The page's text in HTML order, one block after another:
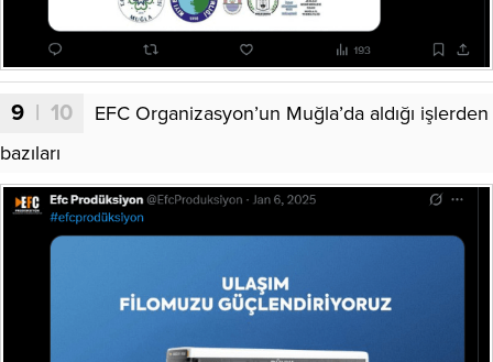
9 | 10
EFC Organizasyon’un Muğla’da aldığı işlerden
bazıları